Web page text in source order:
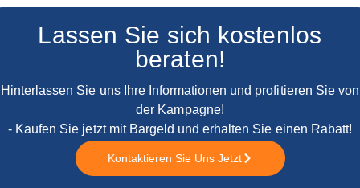
Lassen Sie sich kostenlos
beraten!
Hinterlassen Sie uns Ihre Informationen und profitieren Sie von
der Kampagne!
- Kaufen Sie jetzt mit Bargeld und erhalten Sie einen Rabatt!
Kontaktieren Sie Uns Jetzt